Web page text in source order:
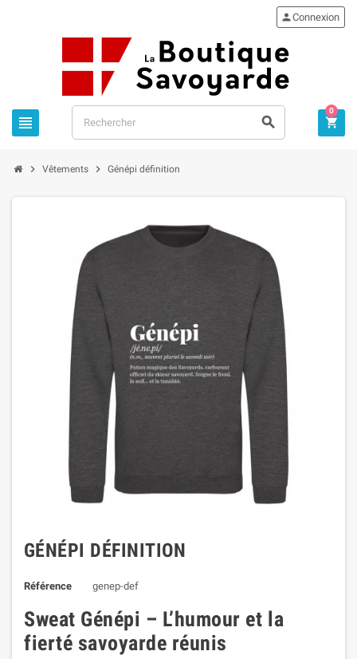
 
Connexion

0
 Vêtements  Génépi définition
GÉNÉPI DÉFINITION
Référence genep-def
Sweat Génépi – L’humour et la
fierté savoyarde réunis